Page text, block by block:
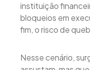
instituição
bloqueios em
fim, o risco de
Nesse cenário,